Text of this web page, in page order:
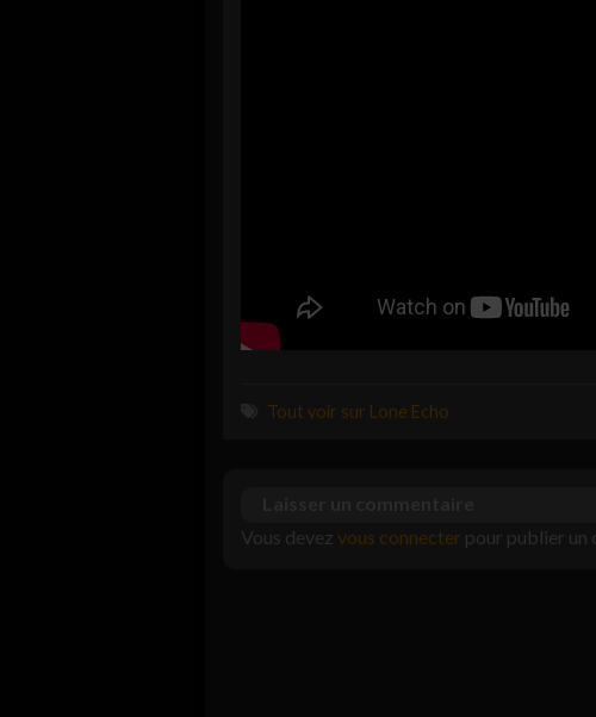
Tout voir sur Lone Echo
Vous devez vous connecter pour publier un